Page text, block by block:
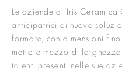
Le aziende di Iris
anticipatrici di nuove
formato, con dimensioni
metro e mezzo di
talenti presenti nelle sue